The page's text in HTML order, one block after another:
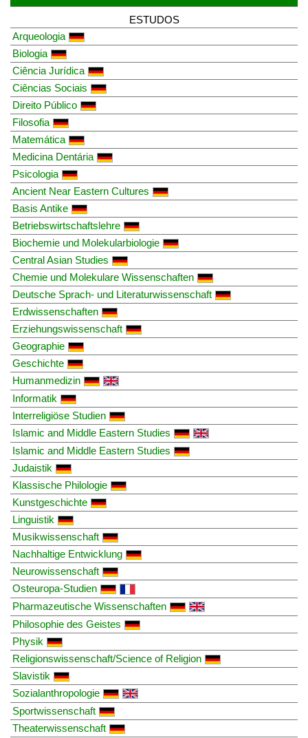
ESTUDOS
Arqueologia
Biologia
Ciência Jurídica
Ciências Sociais
Direito Público
Filosofia
Matemática
Medicina Dentária
Psicologia
Ancient Near Eastern Cultures
Basis Antike
Betriebswirtschaftslehre
Biochemie und Molekularbiologie
Central Asian Studies
Chemie und Molekulare Wissenschaften
Deutsche Sprach- und Literaturwissenschaft
Erdwissenschaften
Erziehungswissenschaft
Geographie
Geschichte
Humanmedizin
Informatik
Interreligiöse Studien
Islamic and Middle Eastern Studies
Islamic and Middle Eastern Studies
Judaistik
Klassische Philologie
Kunstgeschichte
Linguistik
Musikwissenschaft
Nachhaltige Entwicklung
Neurowissenschaft
Osteuropa-Studien
Pharmazeutische Wissenschaften
Philosophie des Geistes
Physik
Religionswissenschaft/Science of Religion
Slavistik
Sozialanthropologie
Sportwissenschaft
Theaterwissenschaft